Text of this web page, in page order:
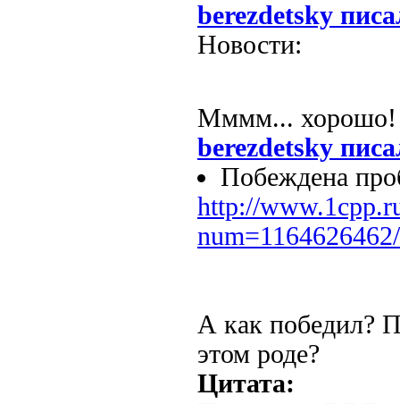
berezdetsky
Новости:
Мммм... хорошо!
berezdetsky
Побеждена
http://
А как победил?
этом роде?
Цитата: